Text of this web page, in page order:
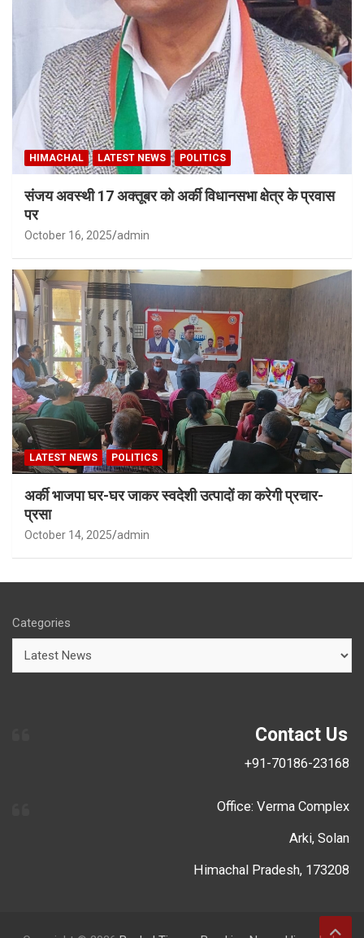
HIMACHAL LATEST NEWS POLITICS
संजय अवस्थी 17 अक्तूबर को अर्की विधानसभा क्षेत्र के प्रवास
पर
October 16, 2025 admin
LATEST NEWS POLITICS
अर्की भाजपा घर-घर जाकर स्वदेशी उत्पादों का करेगी प्रचार-
प्रसा
October 14, 2025 admin
Categories
Contact Us
+91-70186-23168
Office: Verma Complex
Arki, Solan
Himachal Pradesh, 173208